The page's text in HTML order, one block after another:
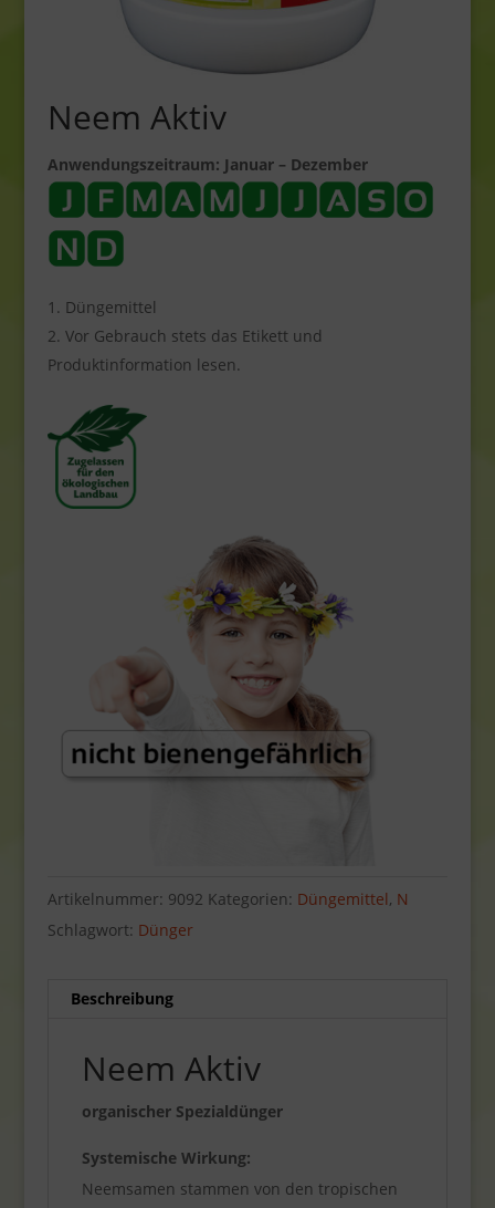
Neem Aktiv
Anwendungszeitraum: Januar – Dezember
Düngemittel
Vor Gebrauch stets das Etikett und
Produktinformation lesen.
Artikelnummer: 9092 Kategorien: Düngemittel, N
Schlagwort: Dünger
Beschreibung
Neem Aktiv
organischer Spezialdünger
Systemische Wirkung:
Neemsamen stammen von den tropischen